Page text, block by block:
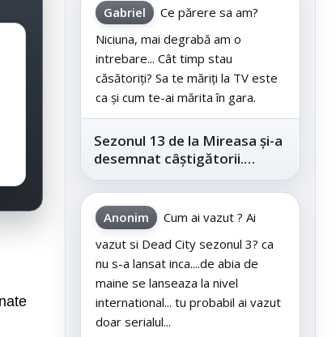
Gabriel
Ce părere sa am?
Niciuna, mai degrabă am o
intrebare... Cât timp stau
căsătoriți? Sa te măriți la TV este
ca și cum te-ai mărita în gara.
Sezonul 13 de la Mireasa și-a
desemnat câștigătorii.
Telespectatorii au decis care
este...
Anonim
Cum ai vazut ? Ai
vazut si Dead City sezonul 3? ca
nu s-a lansat inca....de abia de
maine se lanseaza la nivel
international... tu probabil ai vazut
doar serialul...